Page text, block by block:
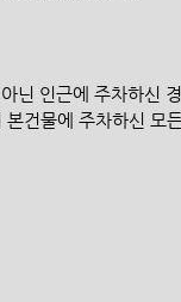
아닌 인근에 주차하신